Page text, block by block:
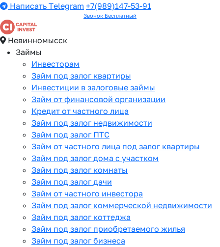
Написать Telegram +7(989)147-53-91
Звонок Бесплатный
Невинномысск
Займы
Инвесторам
Займ под залог квартиры
Инвестиции в залоговые займы
Займ от финансовой организации
Кредит от частного лица
Займ под залог недвижимости
Займ под залог ПТС
Займ от частного лица под залог квартиры
Займ под залог дома с участком
Займ под залог комнаты
Займ под залог дачи
Займ от частного инвестора
Займ под залог коммерческой недвижимости
Займ под залог коттеджа
Займ под залог приобретаемого жилья
Займ под залог бизнеса